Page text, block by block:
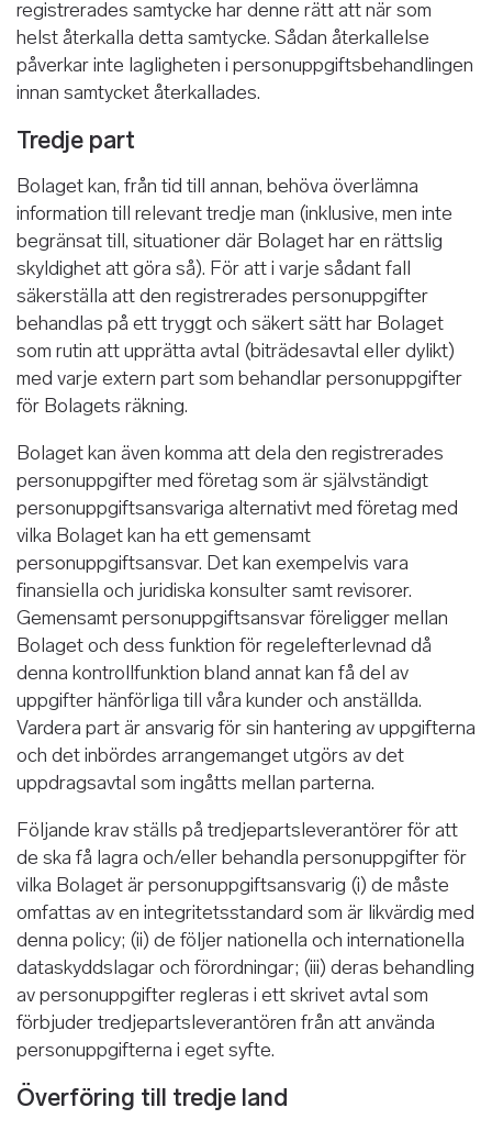
registrerades samtycke har denne rätt att när som
helst återkalla detta samtycke. Sådan återkallelse
påverkar inte lagligheten i personuppgiftsbehandlingen
innan samtycket återkallades.
Tredje part
Bolaget kan, från tid till annan, behöva överlämna
information till relevant tredje man (inklusive, men inte
begränsat till, situationer där Bolaget har en rättslig
skyldighet att göra så). För att i varje sådant fall
säkerställa att den registrerades personuppgifter
behandlas på ett tryggt och säkert sätt har Bolaget
som rutin att upprätta avtal (biträdesavtal eller dylikt)
med varje extern part som behandlar personuppgifter
för Bolagets räkning.
Bolaget kan även komma att dela den registrerades
personuppgifter med företag som är självständigt
personuppgiftsansvariga alternativt med företag med
vilka Bolaget kan ha ett gemensamt
personuppgiftsansvar. Det kan exempelvis vara
finansiella och juridiska konsulter samt revisorer.
Gemensamt personuppgiftsansvar föreligger mellan
Bolaget och dess funktion för regelefterlevnad då
denna kontrollfunktion bland annat kan få del av
uppgifter hänförliga till våra kunder och anställda.
Vardera part är ansvarig för sin hantering av uppgifterna
och det inbördes arrangemanget utgörs av det
uppdragsavtal som ingåtts mellan parterna.
Följande krav ställs på tredjepartsleverantörer för att
de ska få lagra och/eller behandla personuppgifter för
vilka Bolaget är personuppgiftsansvarig (i) de måste
omfattas av en integritetsstandard som är likvärdig med
denna policy; (ii) de följer nationella och internationella
dataskyddslagar och förordningar; (iii) deras behandling
av personuppgifter regleras i ett skrivet avtal som
förbjuder tredjepartsleverantören från att använda
personuppgifterna i eget syfte.
Överföring till tredje land